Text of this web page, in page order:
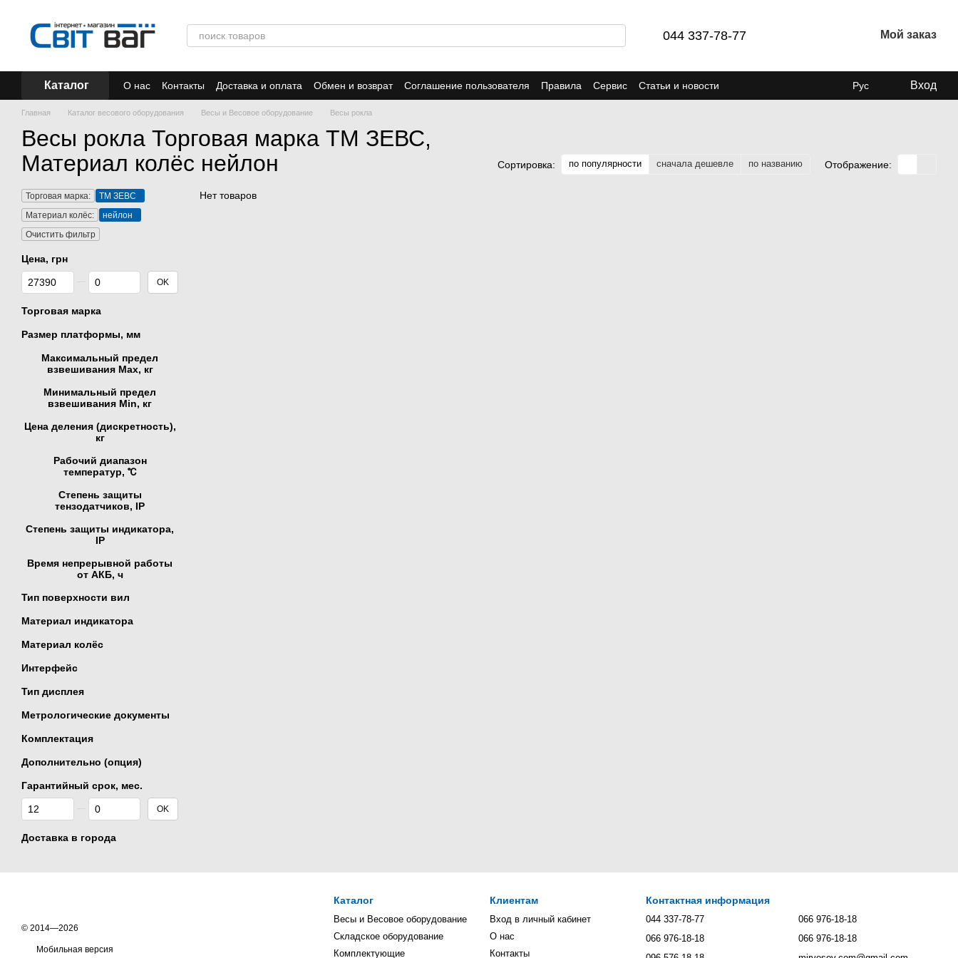
044 337-78-77 Мой заказ
Каталог О нас Контакты Доставка и оплата Обмен и возврат Соглашение пользователя Правила Сервис
Статьи и новости
Отзывы
Акции
Рус Вход
Главная Каталог весового оборудования Весы и Весовое оборудование Весы рокла
Весы рокла Торговая марка ТМ ЗЕВС,
Материал колёс нейлон
Сортировка: по популярности сначала дешевле по названию Отображение:
Нет товаров
Торговая марка:
ТМ ЗЕВС
Материал колёс:
нейлон
Очистить фильтр
Цена, грн
От Цена, грн
До Цена, грн OK
Торговая марка
Размер платформы, мм
Максимальный предел
взвешивания Мах, кг
Минимальный предел
взвешивания Min, кг
Цена деления (дискретность),
кг
Рабочий диапазон
температур, ℃
Степень защиты
тензодатчиков, IP
Степень защиты индикатора,
IP
Время непрерывной работы
от АКБ, ч
Тип поверхности вил
Материал индикатора
Материал колёс
Интерфейс
Тип дисплея
Метрологические документы
Комплектация
Дополнительно (опция)
Гарантийный срок, мес.
От Гарантийный срок, мес.
До Гарантийный срок, мес. OK
Доставка в города
© 2014—2026
Мобильная версия
Каталог
Весы и Весовое оборудование
Складское оборудование
Комплектующие
Клиентам
Вход в личный кабинет
О нас
Контакты
Контактная информация
044 337-78-77
066 976-18-18
066 976-18-18
066 976-18-18